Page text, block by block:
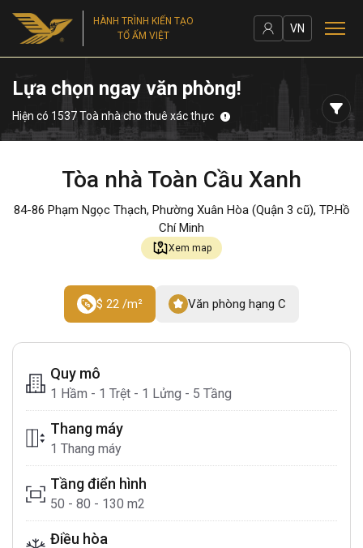
HÀNH TRÌNH KIẾN TẠO
TỔ ẤM VIỆT
VN
Lựa chọn ngay văn phòng!
Hiện có 1537 Toà nhà cho thuê xác thực
Tòa nhà Toàn Cầu Xanh
84-86 Phạm Ngọc Thạch, Phường Xuân Hòa (Quận 3 cũ), TP.Hồ
Chí Minh
Xem map
$ 22 /m² Văn phòng hạng C
Quy mô
1 Hầm - 1 Trệt - 1 Lửng - 5 Tầng
Thang máy
1 Thang máy
Tầng điển hình
50 - 80 - 130 m2
Điều hòa